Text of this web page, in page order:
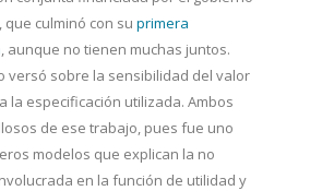
que culminó con su primera
, aunque no tienen muchas juntos.
versó sobre la sensibilidad del valor
la especificación utilizada. Ambos
de ese trabajo, pues fue uno
modelos que explican la no
en la función de utilidad y